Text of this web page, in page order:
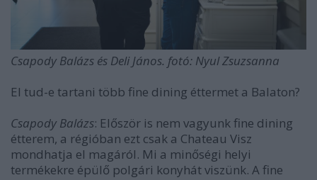
Csapody Balázs és Deli János. fotó: Nyul Zsuzsanna
El tud-e tartani több fine dining éttermet a Balaton?
Csapody Balázs: Először is nem vagyunk fine dining
étterem, a régióban ezt csak a Chateau Visz
mondhatja el magáról. Mi a minőségi helyi
termékekre épülő polgári konyhát viszünk. A fine